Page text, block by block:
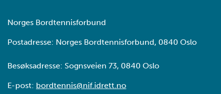
Norges Bordtennisforbund
Postadresse: Norges Bordtennisforbund, 0840 Oslo
Besøksadresse: Sognsveien 73, 0840 Oslo
E-post: bordtennis@nif.idrett.no